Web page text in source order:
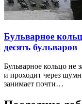
Бульварное
десять бульваров
Бульварное кольцо не
и проходит через
занимает почти…